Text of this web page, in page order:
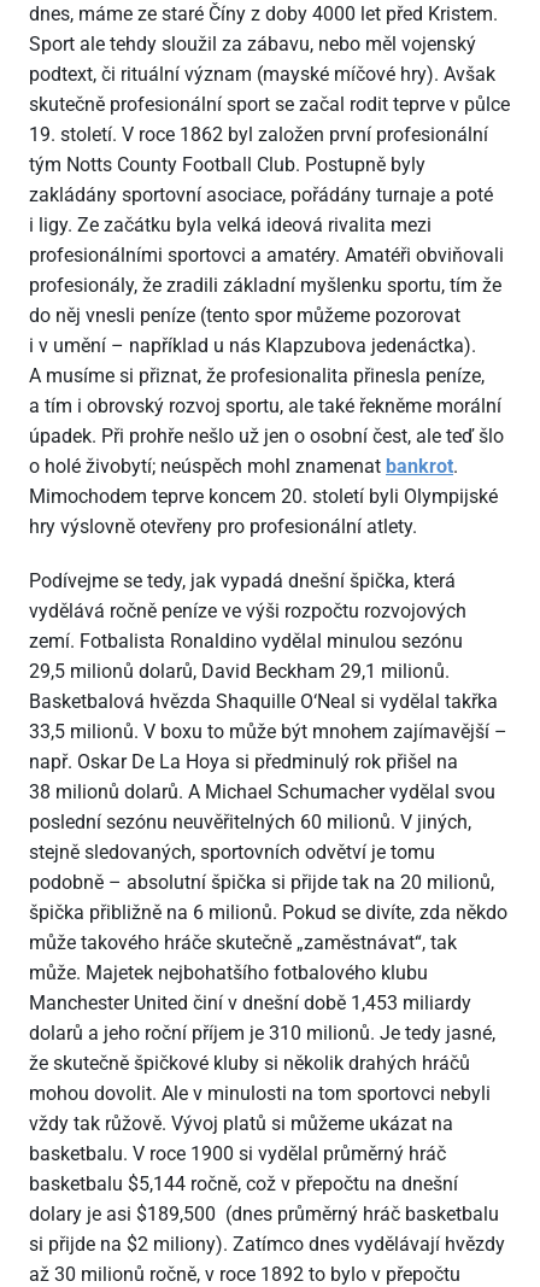
dnes, máme ze staré Číny z doby 4000 let před Kristem.
Sport ale tehdy sloužil za zábavu, nebo měl vojenský
podtext, či rituální význam (mayské míčové hry). Avšak
skutečně profesionální sport se začal rodit teprve v půlce
19. století. V roce 1862 byl založen první profesionální
tým Notts County Football Club. Postupně byly
zakládány sportovní asociace, pořádány turnaje a poté
i ligy. Ze začátku byla velká ideová rivalita mezi
profesionálními sportovci a amatéry. Amatéři obviňovali
profesionály, že zradili základní myšlenku sportu, tím že
do něj vnesli peníze (tento spor můžeme pozorovat
i v umění – například u nás Klapzubova jedenáctka).
A musíme si přiznat, že profesionalita přinesla peníze,
a tím i obrovský rozvoj sportu, ale také řekněme morální
úpadek. Při prohře nešlo už jen o osobní čest, ale teď šlo
o holé živobytí; neúspěch mohl znamenat bankrot.
Mimochodem teprve koncem 20. století byli Olympijské
hry výslovně otevřeny pro profesionální atlety.
Podívejme se tedy, jak vypadá dnešní špička, která
vydělává ročně peníze ve výši rozpočtu rozvojových
zemí. Fotbalista Ronaldino vydělal minulou sezónu
29,5 milionů dolarů, David Beckham 29,1 milionů.
Basketbalová hvězda Shaquille O‘Neal si vydělal takřka
33,5 milionů. V boxu to může být mnohem zajímavější –
např. Oskar De La Hoya si předminulý rok přišel na
38 milionů dolarů. A Michael Schumacher vydělal svou
poslední sezónu neuvěřitelných 60 milionů. V jiných,
stejně sledovaných, sportovních odvětví je tomu
podobně – absolutní špička si přijde tak na 20 milionů,
špička přibližně na 6 milionů. Pokud se divíte, zda někdo
může takového hráče skutečně „zaměstnávat“, tak
může. Majetek nejbohatšího fotbalového klubu
Manchester United činí v dnešní době 1,453 miliardy
dolarů a jeho roční příjem je 310 milionů. Je tedy jasné,
že skutečně špičkové kluby si několik drahých hráčů
mohou dovolit. Ale v minulosti na tom sportovci nebyli
vždy tak růžově. Vývoj platů si můžeme ukázat na
basketbalu. V roce 1900 si vydělal průměrný hráč
basketbalu $5,144 ročně, což v přepočtu na dnešní
dolary je asi $189,500 (dnes průměrný hráč basketbalu
si přijde na $2 miliony). Zatímco dnes vydělávají hvězdy
až 30 milionů ročně, v roce 1892 to bylo v přepočtu